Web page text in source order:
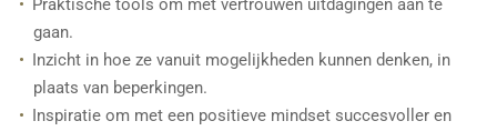
Praktische tools om met vertrouwen uitdagingen aan te
gaan.
Inzicht in hoe ze vanuit mogelijkheden kunnen denken, in
plaats van beperkingen.
Inspiratie om met een positieve mindset succesvoller en